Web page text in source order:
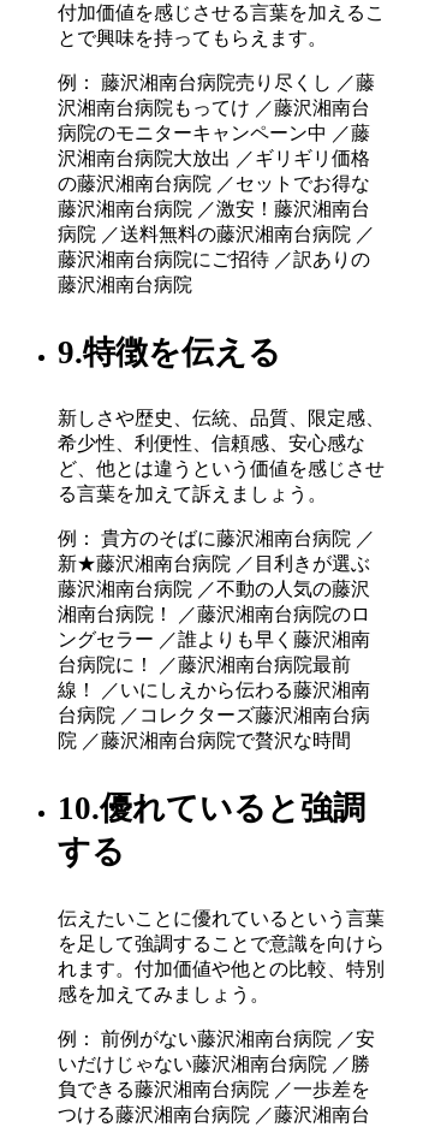
付加価値を感じさせる言葉を加えるこ
とで興味を持ってもらえます。
例： 藤沢湘南台病院売り尽くし ／藤
沢湘南台病院もってけ ／藤沢湘南台
病院のモニターキャンペーン中 ／藤
沢湘南台病院大放出 ／ギリギリ価格
の藤沢湘南台病院 ／セットでお得な
藤沢湘南台病院 ／激安！藤沢湘南台
病院 ／送料無料の藤沢湘南台病院 ／
藤沢湘南台病院にご招待 ／訳ありの
藤沢湘南台病院
9.特徴を伝える
新しさや歴史、伝統、品質、限定感、
希少性、利便性、信頼感、安心感な
ど、他とは違うという価値を感じさせ
る言葉を加えて訴えましょう。
例： 貴方のそばに藤沢湘南台病院 ／
新★藤沢湘南台病院 ／目利きが選ぶ
藤沢湘南台病院 ／不動の人気の藤沢
湘南台病院！ ／藤沢湘南台病院のロ
ングセラー ／誰よりも早く藤沢湘南
台病院に！ ／藤沢湘南台病院最前
線！ ／いにしえから伝わる藤沢湘南
台病院 ／コレクターズ藤沢湘南台病
院 ／藤沢湘南台病院で贅沢な時間
10.優れていると強調
する
伝えたいことに優れているという言葉
を足して強調することで意識を向けら
れます。付加価値や他との比較、特別
感を加えてみましょう。
例： 前例がない藤沢湘南台病院 ／安
いだけじゃない藤沢湘南台病院 ／勝
負できる藤沢湘南台病院 ／一歩差を
つける藤沢湘南台病院 ／藤沢湘南台